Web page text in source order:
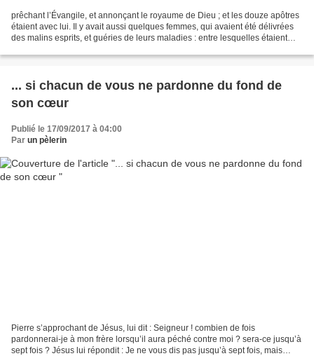
prêchant l’Évangile, et annonçant le royaume de Dieu ; et les douze apôtres
étaient avec lui. Il y avait aussi quelques femmes, qui avaient été délivrées
des malins esprits, et guéries de leurs maladies : entre lesquelles étaient
... si chacun de vous ne pardonne du fond de
son cœur
Publié le 17/09/2017 à 04:00
Par un pèlerin
Pierre s’approchant de Jésus, lui dit : Seigneur ! combien de fois
pardonnerai-je à mon frère lorsqu’il aura péché contre moi ? sera-ce jusqu’à
sept fois ? Jésus lui répondit : Je ne vous dis pas jusqu’à sept fois, mais